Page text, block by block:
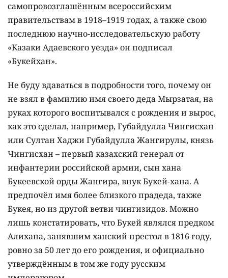
самопровозглашённым всероссийским
правительствам в 1918–1919 годах, а также свою
последнюю научно-исследовательскую работу
«Казаки Адаевского уезда» он подписал
«Букейхан».
Не буду вдаваться в подробности того, почему он
не взял в фамилию имя своего деда Мырзатая, на
руках которого воспитывался с рождения и вырос,
как это сделал, например, Губайдулла Чингисхан
или Султан Хаджи Губайдулла Жангирулы, князь
Чингисхан – первый казахский генерал от
инфантерии российской армии, сын хана
Букеевской орды Жангира, внук Букей-хана. А
предпочёл имя более близкого прадеда, также
Букея, но из другой ветви чингизидов. Можно
лишь констатировать, что Букей являлся предком
Алихана, занявшим ханский престол в 1816 году,
ровно за 50 лет до его рождения, и официально
утверждённым в том же году русским